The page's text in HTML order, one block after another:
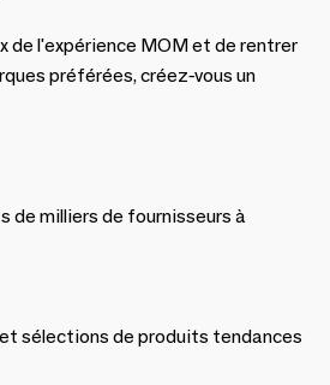
de l'expérience MOM et de rentrer
préférées, créez-vous un
de milliers de fournisseurs à
sélections de produits tendances